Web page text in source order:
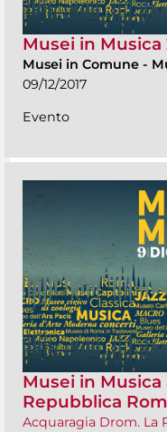
Musei in Musica
Musei in Comune -
09/12/2017
Evento
Musei in Musica
Repubblica
Acquaragia Drom. La